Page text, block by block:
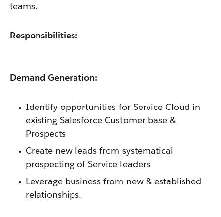
teams.
Responsibilities:
Demand Generation:
Identify opportunities for Service Cloud in
existing Salesforce Customer base &
Prospects
Create new leads from systematical
prospecting of Service leaders
Leverage business from new & established
relationships.